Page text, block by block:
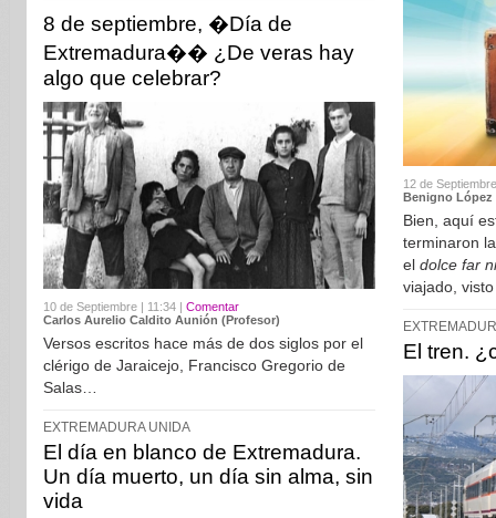
8 de septiembre, �Día de
Extremadura�� ¿De veras hay
algo que celebrar?
10 de Septiembre | 11:34 | Comentar
Carlos Aurelio Caldito Aunión (Profesor)
Versos escritos hace más de dos siglos por el
clérigo de Jaraicejo, Francisco Gregorio de
Salas…
EXTREMADURA UNIDA
El día en blanco de Extremadura.
Un día muerto, un día sin alma, sin
vida
12 de
Benigno López
Bien, aquí
terminaron
el dolce far
viajado,
El tren.